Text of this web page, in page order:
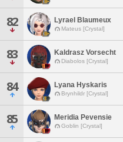
82 Lyrael Blaumeux
Mateus [Crystal]
83 Kaldrasz Vorsecht
Diabolos [Crystal]
84 Lyana Hyskaris
Brynhildr [Crystal]
85 Meridia Pevensie
Goblin [Crystal]